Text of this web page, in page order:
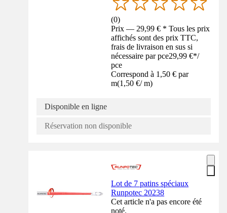
(0)
Prix — 29,99 € * Tous les prix
affichés sont des prix TTC,
frais de livraison en sus si
nécessaire par pce29,99 €*/
pce
Correspond à 1,50 € par
m(1,50 €/ m)
Disponible en ligne
Réservation non disponible
Lot de 7 patins spéciaux
Runpotec 20238
Cet article n'a pas encore été
noté.